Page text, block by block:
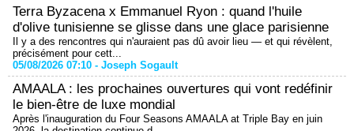
Terra Byzacena x Emmanuel Ryon : quand l'huile
d'olive tunisienne se glisse dans une glace parisienne
Il y a des rencontres qui n'auraient pas dû avoir lieu — et qui révèlent,
précisément pour cett...
05/08/2026 07:10 - Joseph Sogault
AMAALA : les prochaines ouvertures qui vont redéfinir
le bien-être de luxe mondial
Après l'inauguration du Four Seasons AMAALA at Triple Bay en juin